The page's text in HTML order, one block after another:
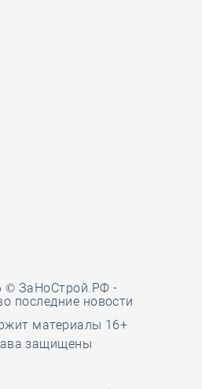
© ЗаНоСтрой.РФ -
последние новости
материалы 16+
защищены